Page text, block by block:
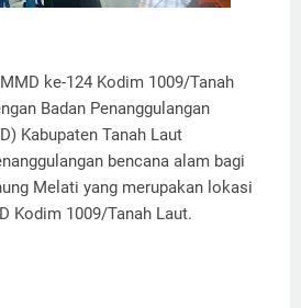
ke-124 Kodim 1009/Tanah
Badan Penanggulangan
Kabupaten Tanah Laut
bencana alam bagi
Melati yang merupakan lokasi
Kodim 1009/Tanah Laut.